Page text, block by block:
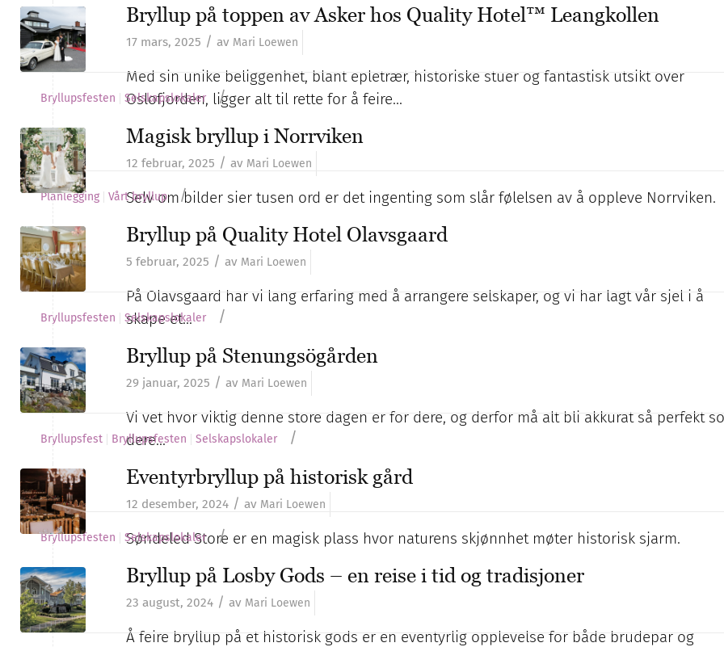
Bryllup på toppen av Asker hos Quality Hotel™ Leangkollen
17 mars, 2025 / av Mari Loewen
Med sin unike beliggenhet, blant epletrær, historiske stuer og fantastisk utsikt over
Oslofjorden, ligger alt til rette for å feire…
Bryllupsfesten Selskapslokaler /
Magisk bryllup i Norrviken
12 februar, 2025 / av Mari Loewen
Selv om bilder sier tusen ord er det ingenting som slår følelsen av å oppleve Norrviken.
Planlegging Vårt bryllup /
Bryllup på Quality Hotel Olavsgaard
5 februar, 2025 / av Mari Loewen
På Olavsgaard har vi lang erfaring med å arrangere selskaper, og vi har lagt vår sjel i å
skape et…
Bryllupsfesten Selskapslokaler /
Bryllup på Stenungsögården
29 januar, 2025 / av Mari Loewen
Vi vet hvor viktig denne store dagen er for dere, og derfor må alt bli akkurat så perfekt
dere…
Bryllupsfest Bryllupsfesten Selskapslokaler /
Eventyrbryllup på historisk gård
12 desember, 2024 / av Mari Loewen
Søndeled Store er en magisk plass hvor naturens skjønnhet møter historisk sjarm.
Bryllupsfesten Selskapslokaler /
Bryllup på Losby Gods – en reise i tid og tradisjoner
23 august, 2024 / av Mari Loewen
Å feire bryllup på et historisk gods er en eventyrlig opplevelse for både brudepar og